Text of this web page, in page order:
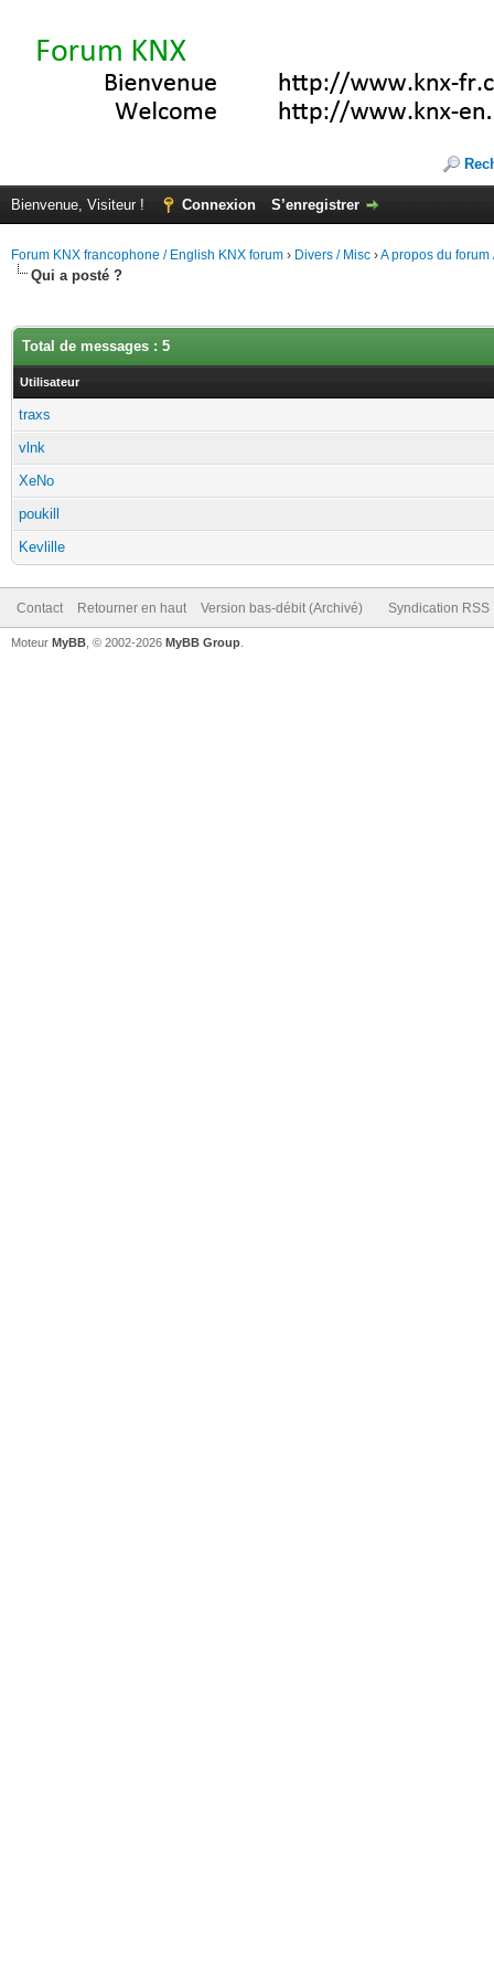
Bienvenue, Visiteur ! Connexion S’enregistrer
Forum KNX francophone / English KNX forum › Divers / Misc ›A propos du forum
Qui a posté ?
Total de messages : 5
Utilisateur
traxs
vlnk
XeNo
poukill
Kevlille
Contact Retourner en haut Version bas-débit (Archivé) Syndication RSS
Moteur MyBB , © 2002-2026 MyBB Group